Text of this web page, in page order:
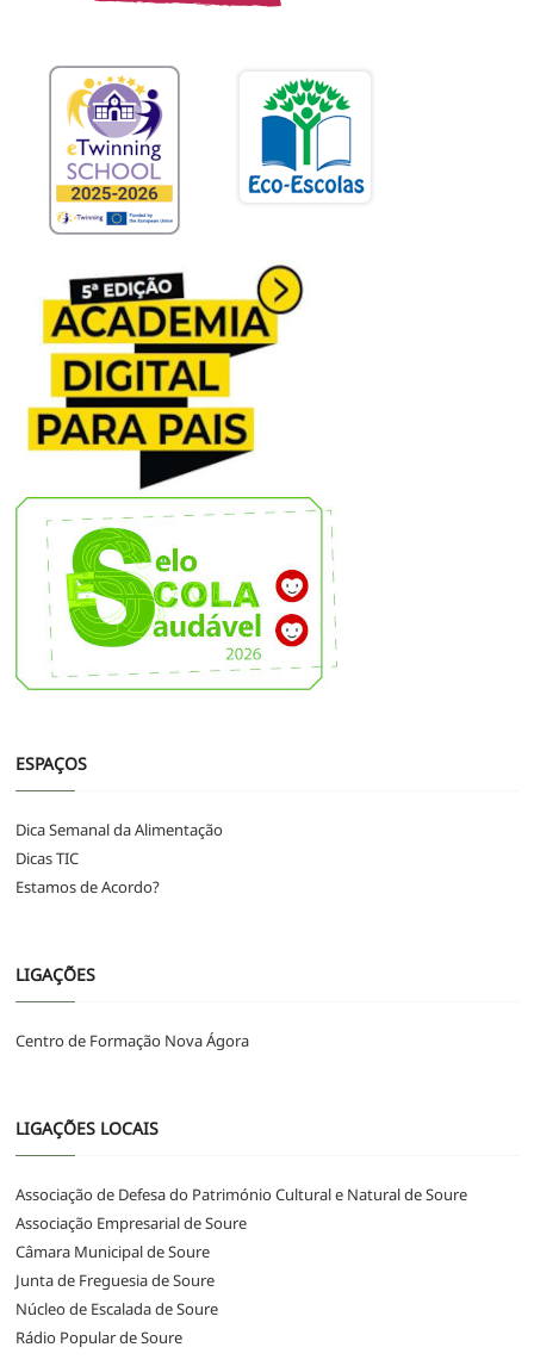
ESPAÇOS
Dica Semanal da Alimentação
Dicas TIC
Estamos de Acordo?
LIGAÇÕES
Centro de Formação Nova Ágora
LIGAÇÕES LOCAIS
Associação de Defesa do Património Cultural e Natural de Soure
Associação Empresarial de Soure
Câmara Municipal de Soure
Junta de Freguesia de Soure
Núcleo de Escalada de Soure
Rádio Popular de Soure